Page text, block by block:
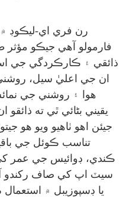
رن فري اي-ليڪوڊ
فارمولو آهي جيڪو
ذائقي ۽ ڪارڪردگي جي
ان جي اعليٰ سيل،
هوا ۽ روشني جي
يقيني بڻائي ٿي ته
جيئن اهو ٺاهيو ويو هو
ڪندي، ڊوائيس جي عمر
سيٽ اپ کي صاف رکندو
يا ڊسپوزيبل ۾